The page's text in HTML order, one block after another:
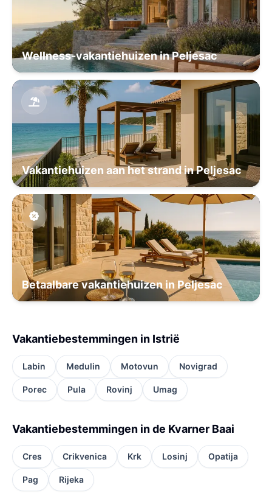
Wellness-vakantiehuizen in Peljesac
Vakantiehuizen aan het strand in Peljesac
Betaalbare vakantiehuizen in Peljesac
Vakantiebestemmingen in Istrië
Labin Medulin Motovun Novigrad
Porec Pula Rovinj Umag
Vakantiebestemmingen in de Kvarner Baai
Cres Crikvenica Krk Losinj Opatija
Pag Rijeka